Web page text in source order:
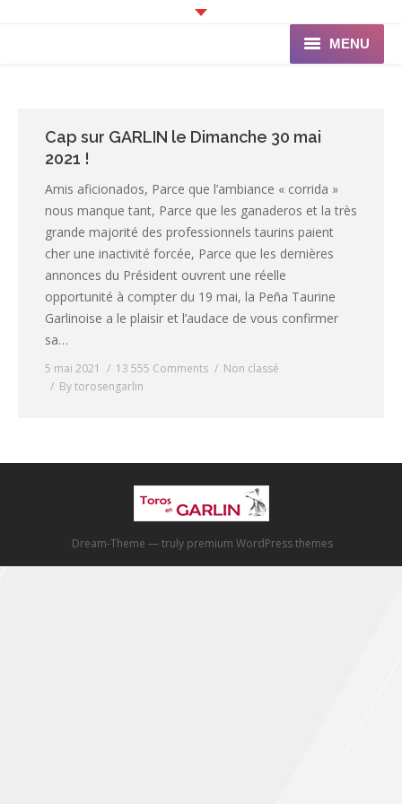
MENU
Programme
Les Toreros
Infos pratiques
La Peña
Cap sur GARLIN le Dimanche 30 mai
2021 !
Amis aficionados, Parce que l’ambiance « corrida »
nous manque tant, Parce que les ganaderos et la très
grande majorité des professionnels taurins paient
cher une inactivité forcée, Parce que les dernières
annonces du Président ouvrent une réelle
opportunité à compter du 19 mai, la Peña Taurine
Garlinoise a le plaisir et l’audace de vous confirmer
sa…
5 mai 2021 13 555 Comments
Non classé
Bytorosengarlin
Dream-Theme — truly premium WordPress themes